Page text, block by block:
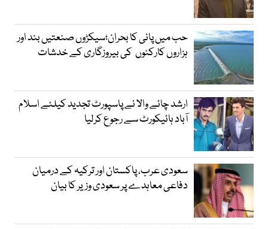
حب میں پانی کا بحران؛سیکڑوں صنعتیں بند اور
ہزاروں کارکنوں کی بیروزگاری کے خدشات
ارشد چائے والا نے پاسپورٹ تجدید کیلئے اسلام
آباد ہائیکورٹ سے رجوع کرلیا
سعودی عرب، پاکستان اور ترکیہ کے درمیان
دفاعی معاہدے پر سعودی وزیر کا بیان